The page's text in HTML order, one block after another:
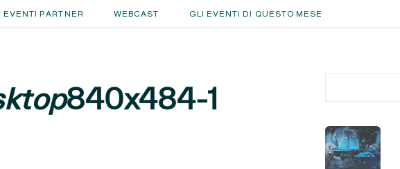
EVENTI PARTNER WEBCAST GLI EVENTI DI QUESTO MESE
840x484-1